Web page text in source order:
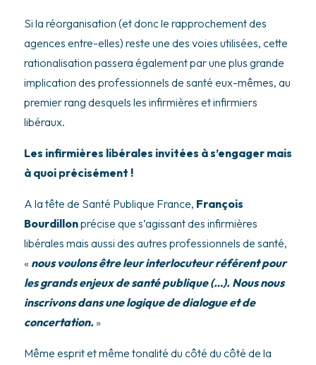
Si la réorganisation (et donc le rapprochement des
agences entre-elles) reste une des voies utilisées, cette
rationalisation passera également par une plus grande
implication des professionnels de santé eux-mêmes, au
premier rang desquels les infirmières et infirmiers
libéraux.
Les infirmières libérales invitées à s’engager mais
à quoi précisément !
A la tête de Santé Publique France, François
Bourdillonprécise que s’agissant des infirmières
libérales mais aussi des autres professionnels de santé,
« nous voulons être leur interlocuteur référent pour
les grands enjeux de santé publique (…). Nous nous
inscrivons dans une logique de dialogue et de
concertation. »
Même esprit et même tonalité du côté du côté de la